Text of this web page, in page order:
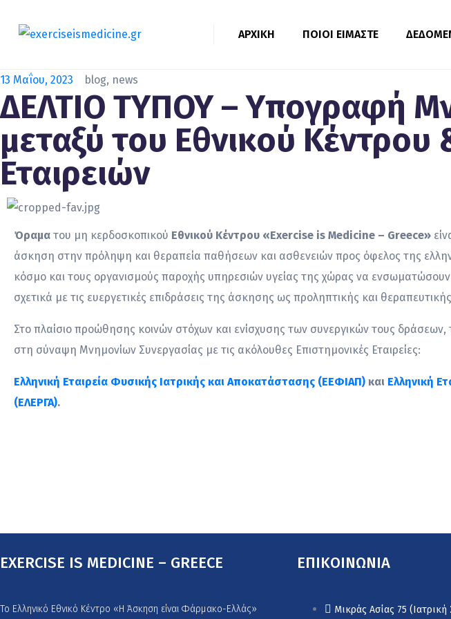
ΑΡΧΙΚΗ ΠΟΙΟΙ ΕΙΜΑΣΤΕ
13 Μαΐου, 2023 blog, news
ΔΕΛΤΙΟ ΤΥΠΟΥ – Υπογραφή
μεταξύ του Εθνικού Κέντρου
Εταιρειών
Όραμα του μη κερδοσκοπικού Εθνικού Κέντρου «Exercise is Medicine – Greece»
άσκηση στην πρόληψη και θεραπεία παθήσεων και ασθενειών προς όφελος της
κόσμο και τους οργανισμούς παροχής υπηρεσιών υγείας της χώρας να
σχετικά με τις ευεργετικές επιδράσεις της άσκησης ως προληπτικής και
Στο πλαίσιο προώθησης κοινών στόχων και ενίσχυσης των συνεργικών τους δράσεων,
στη σύναψη Μνημονίων Συνεργασίας με τις ακόλουθες Επιστημονικές Εταιρείες:
Ελληνική Εταιρεία Φυσικής Ιατρικής και Αποκατάστασης (ΕΕΦΙΑΠ) και Ελληνική
(ΕΛΕΡΓΑ).
EXERCISE IS MEDICINE – GREECE
Το Ελληνικό Εθνικό Κέντρο «Η Άσκηση είναι Φάρμακο-Ελλάς»
ΕΠΙΚΟΙΝΩΝΙΑ
Μικράς Ασίας 75 (Ιατρική